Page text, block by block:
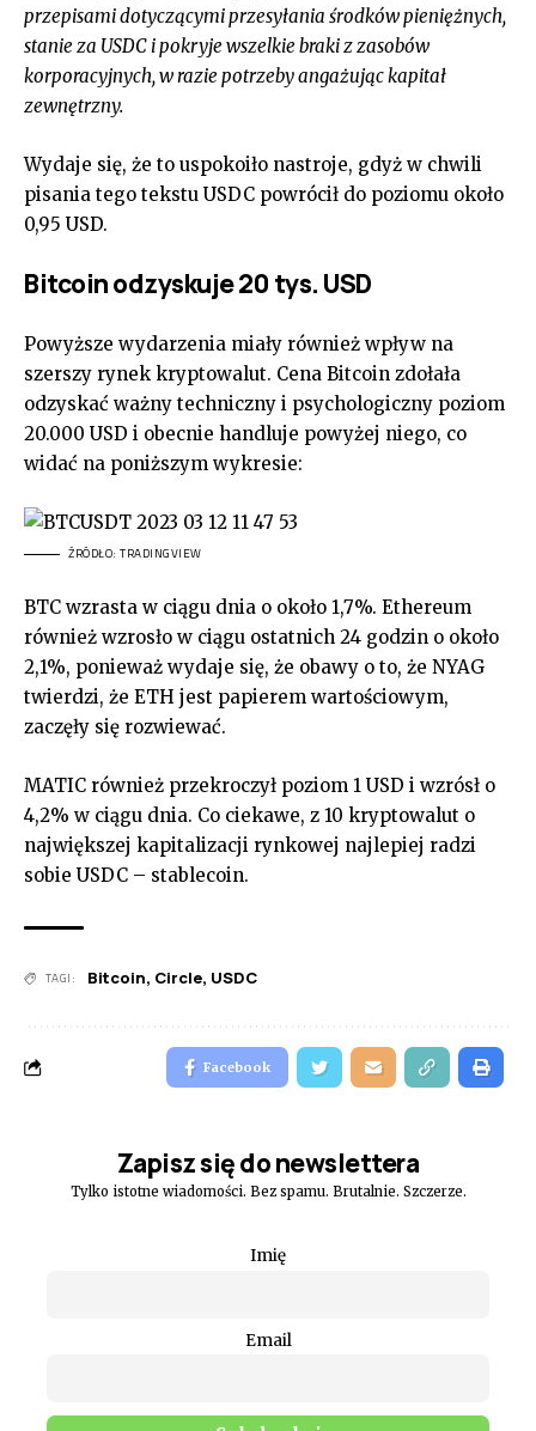
przepisami dotyczącymi przesyłania środków pieniężnych,
stanie za USDC i pokryje wszelkie braki z zasobów
korporacyjnych, w razie potrzeby angażując kapitał
zewnętrzny.
Wydaje się, że to uspokoiło nastroje, gdyż w chwili
pisania tego tekstu USDC powrócił do poziomu około
0,95 USD.
Bitcoin odzyskuje 20 tys. USD
Powyższe wydarzenia miały również wpływ na
szerszy rynek kryptowalut. Cena Bitcoin zdołała
odzyskać ważny techniczny i psychologiczny poziom
20.000 USD i obecnie handluje powyżej niego, co
widać na poniższym wykresie:
ŹRÓDŁO: TRADINGVIEW
BTC wzrasta w ciągu dnia o około 1,7%. Ethereum
również wzrosło w ciągu ostatnich 24 godzin o około
2,1%, ponieważ wydaje się, że obawy o to, że NYAG
twierdzi, że ETH jest papierem wartościowym,
zaczęły się rozwiewać.
MATIC również przekroczył poziom 1 USD i wzrósł o
4,2% w ciągu dnia. Co ciekawe, z 10 kryptowalut o
największej kapitalizacji rynkowej najlepiej radzi
sobie USDC – stablecoin.
TAGI: Bitcoin, Circle, USDC
Facebook
Zapisz się do newslettera
Tylko istotne wiadomości. Bez spamu. Brutalnie. Szczerze.
Imię
Email